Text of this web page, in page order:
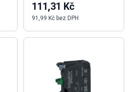
111,31 Kč
91,99 Kč bez DPH